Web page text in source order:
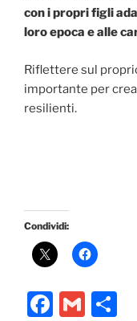
con i propri figli
loro epoca e alle
Riflettere sul
importante per
resilienti.
Condividi:
F
G